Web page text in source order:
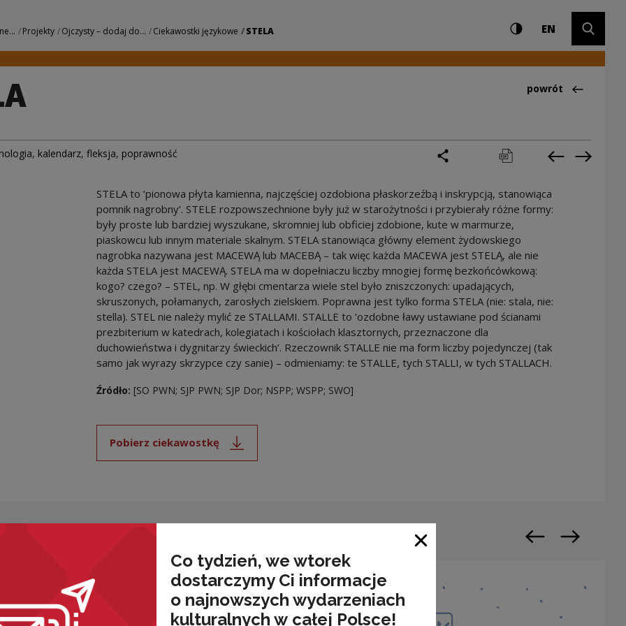
Kultury
Projekty Ojczysty – dodaj do... Ciekawostki językowe STELA Ustawienia iWysoki kontrast
ENCHANGE
Powrót
powrót
, kalendarz, fleksja, poprawność podziel się
drukuj pobierz Poprzednia
STELA to ‘pionowa płyta kamienna, najczęściej ozdobiona płaskorzeźbą i inskrypcją, stanowiąca
pomnik nagrobny’. STELE rozpowszechnione były już w starożytności i przybierały różne formy:
były proste lub bardziej wyszukane, skromniej lub obficiej zdobione, kute w marmurze,
piaskowcu lub innym materiale skalnym. STELA stanowiąca główny element żydowskiego
nagrobka nazywana jest MACEWĄ lub MACEBĄ – tak więc każda MACEWA jest STELĄ, ale nie
każda STELA jest MACEWĄ. STELA ma w dopełniaczu liczby mnogiej formę bezkońcówkową:
kogo? czego? – STEL, np. W głębi cmentarza wiele stel było zniszczonych: upadających,
skruszonych, połamanych, zarosłych zielskiem. Poprawna jest tylko forma STELA (nie: stala, nie:
stella). STEL nie należy mylić ze STALLAMI. STALLE to ‘ozdobne ławy ustawiane pod ścianami
prezbiterium w katedrach, kolegiatach i kościołach klasztornych, przeznaczone dla
duchowieństwa i dygnitarzy świeckich’. Rzeczownik STALLE nie ma form liczby pojedynczej (tak
samo jak wyrazy skrzypce czy sanie) – odmieniamy: te STALLE, tych STALLI, w tych STALLACH.
Źródło: [SO PWN; SJP PWN; SJP Dor; NSPP; WSPP; SWO]
Pobierz ciekawostkę
Uwaga, link zostanie otwarty w nowym oknie
Poprzedni slajd
Następny
Co tydzień, we wtorek
dostarczymy Ci informacje
o najnowszych wydarzeniach
kulturalnych w całej Polsce!